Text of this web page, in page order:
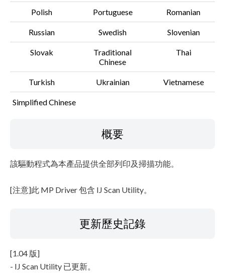
Polish Portuguese Romanian
Russian Swedish Slovenian
Slovak
Traditional
Chinese
Thai
Turkish Ukrainian Vietnamese
Simplified Chinese
概要
該驅動程式為本產品提供全部列印及掃描功能。
[注意]此 MP Driver 包含 IJ Scan Utility。
更新歷史記錄
[1.04 版]
- IJ Scan Utility 已更新。